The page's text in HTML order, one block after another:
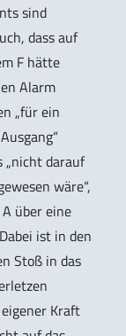
sind
dass auf
F hätte
Alarm
„für ein
„nicht darauf
wäre“,
über eine
ist in den
Stoß in das
Kraft